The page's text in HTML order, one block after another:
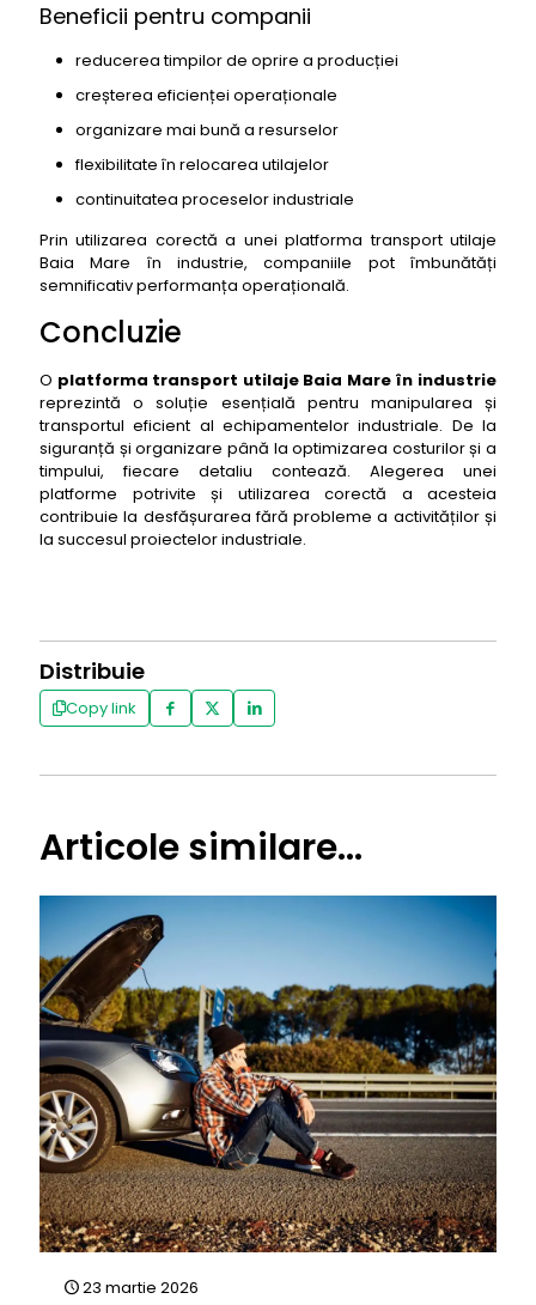
Beneficii pentru companii
reducerea timpilor de oprire a producției
creșterea eficienței operaționale
organizare mai bună a resurselor
flexibilitate în relocarea utilajelor
continuitatea proceselor industriale
Prin utilizarea corectă a unei platforma transport utilaje
Baia Mare în industrie, companiile pot îmbunătăți
semnificativ performanța operațională.
Concluzie
O platforma transport utilaje Baia Mare în industrie
reprezintă o soluție esențială pentru manipularea și
transportul eficient al echipamentelor industriale. De la
siguranță și organizare până la optimizarea costurilor și a
timpului, fiecare detaliu contează. Alegerea unei
platforme potrivite și utilizarea corectă a acesteia
contribuie la desfășurarea fără probleme a activităților și
la succesul proiectelor industriale.
Distribuie
Copy link
Articole similare...
23 martie 2026